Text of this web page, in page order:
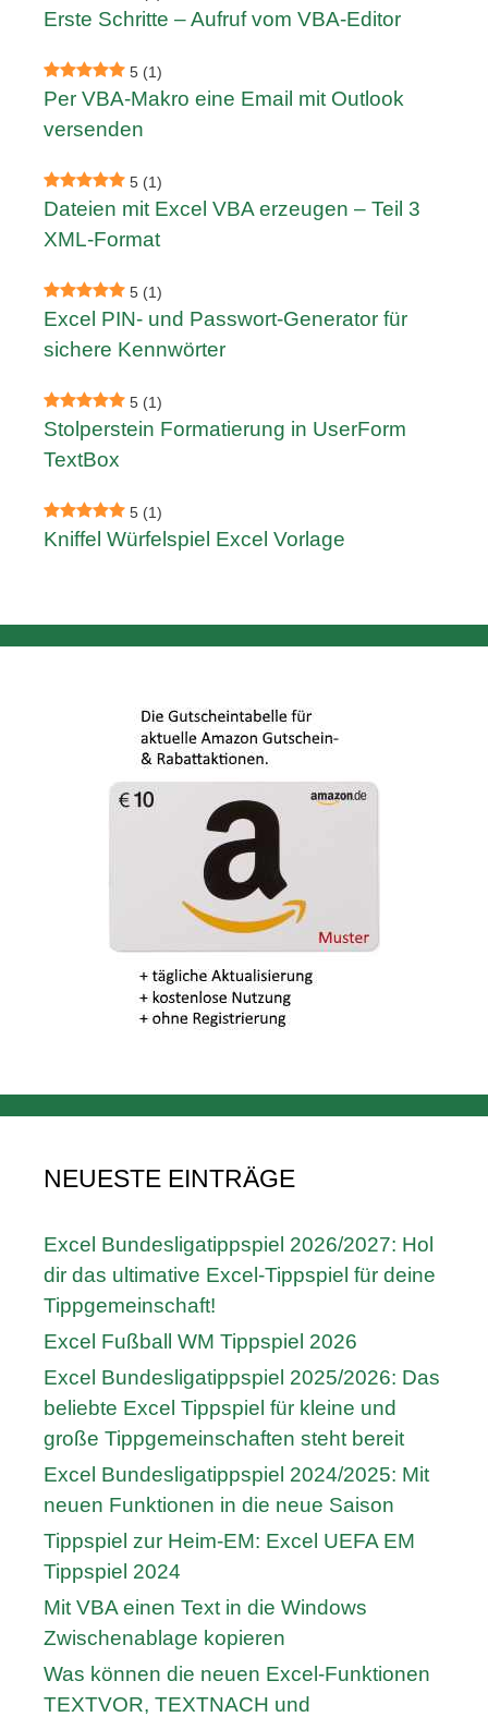
Erste Schritte – Aufruf vom VBA-Editor
5 (1)
Per VBA-Makro eine Email mit Outlook
versenden
5 (1)
Dateien mit Excel VBA erzeugen – Teil 3
XML-Format
5 (1)
Excel PIN- und Passwort-Generator für
sichere Kennwörter
5 (1)
Stolperstein Formatierung in UserForm
TextBox
5 (1)
Kniffel Würfelspiel Excel Vorlage
NEUESTE EINTRÄGE
Excel Bundesligatippspiel 2026/2027: Hol
dir das ultimative Excel-Tippspiel für deine
Tippgemeinschaft!
Excel Fußball WM Tippspiel 2026
Excel Bundesligatippspiel 2025/2026: Das
beliebte Excel Tippspiel für kleine und
große Tippgemeinschaften steht bereit
Excel Bundesligatippspiel 2024/2025: Mit
neuen Funktionen in die neue Saison
Tippspiel zur Heim-EM: Excel UEFA EM
Tippspiel 2024
Mit VBA einen Text in die Windows
Zwischenablage kopieren
Was können die neuen Excel-Funktionen
TEXTVOR, TEXTNACH und